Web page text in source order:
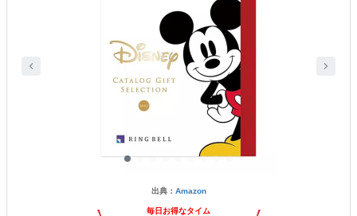
出典： Amazon
毎日お得なタイム